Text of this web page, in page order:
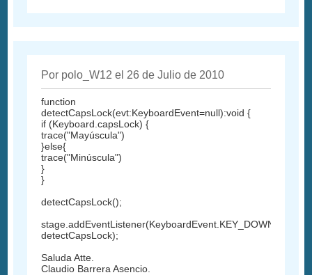
Por polo_W12 el 26 de Julio de 2010
function
detectCapsLock(evt:KeyboardEvent=null):void {
if (Keyboard.capsLock) {
trace("Mayúscula")
}else{
trace("Minúscula")
}
}
detectCapsLock();
stage.addEventListener(KeyboardEvent.KEY_DOWN,
detectCapsLock);
Saluda Atte.
Claudio Barrera Asencio.